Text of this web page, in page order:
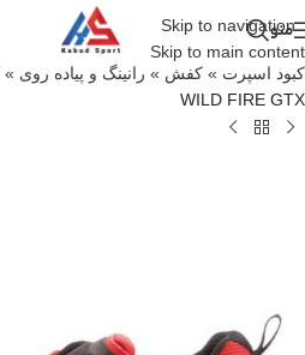
Skip to navigation
Skip to main content
منو
کبود اسپرت » کفش » رانینگ و پیاده روی »
WILD FIRE GTX